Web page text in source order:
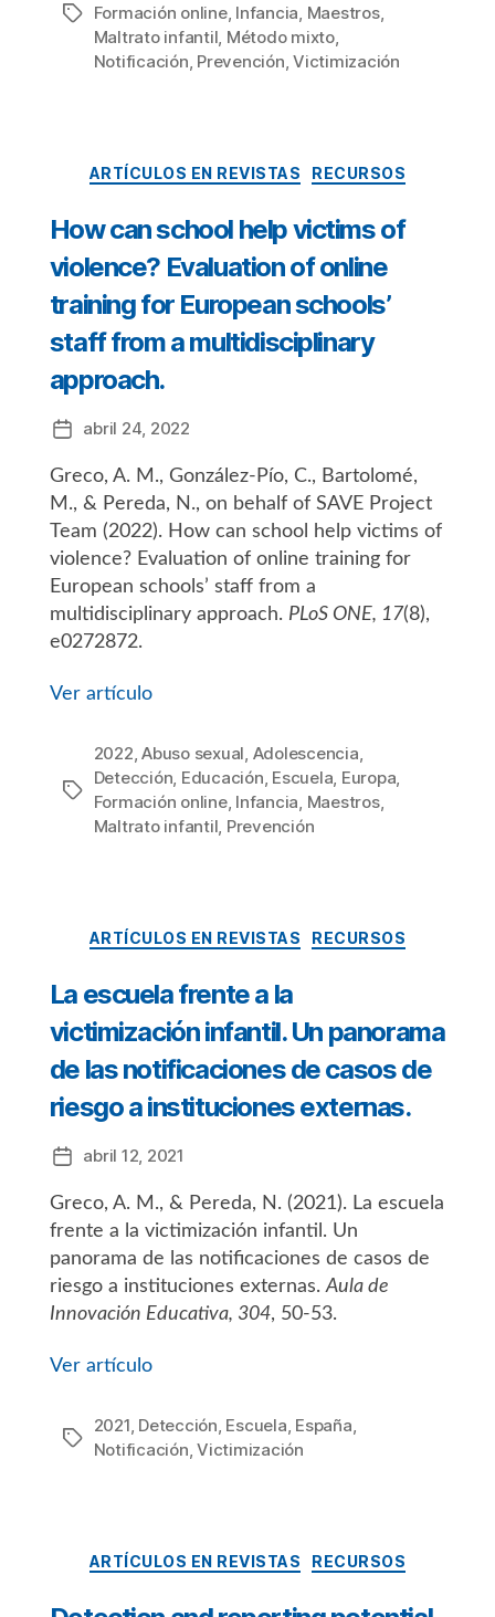
Etiquetas
Formación online, Infancia, Maestros,
Maltrato infantil, Método mixto,
Notificación, Prevención,Victimización
Categorías
ARTÍCULOS EN REVISTAS RECURSOS
How can school help victims of
violence? Evaluation of online
training for European schools’
staff from a multidisciplinary
approach.
Fecha
la
entrada
abril 24, 2022
Greco, A. M., González-Pío, C., Bartolomé,
M., & Pereda, N., on behalf of SAVE Project
Team (2022). How can school help victims of
violence? Evaluation of online training for
European schools’ staff from a
multidisciplinary approach. PLoS ONE, 17(8),
e0272872.
Ver artículo
Etiquetas
2022,Abuso sexual, Adolescencia,
Detección, Educación, Escuela, Europa,
Formación online, Infancia, Maestros,
Maltrato infantil, Prevención
Categorías
ARTÍCULOS EN REVISTAS RECURSOS
La escuela frente a la
victimización infantil. Un panorama
de las notificaciones de casos de
riesgo a instituciones externas.
Fecha
la
entrada
abril 12, 2021
Greco, A. M., & Pereda, N. (2021). La escuela
frente a la victimización infantil. Un
panorama de las notificaciones de casos de
riesgo a instituciones externas. Aula de
Innovación Educativa, 304, 50-53.
Ver artículo
Etiquetas
2021, Detección, Escuela, España,
Notificación,Victimización
Categorías
ARTÍCULOS EN REVISTAS RECURSOS